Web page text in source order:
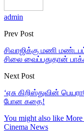
admin
Prev Post
சிவாஜிக்கு மணி
சிலை வைப்பதுதான்
Next Post
‘ஏசு கிறிஸ்துவின்
போன கதை!
You might also like More
Cinema News